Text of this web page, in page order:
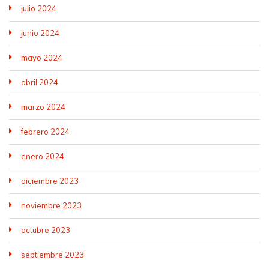
julio 2024
junio 2024
mayo 2024
abril 2024
marzo 2024
febrero 2024
enero 2024
diciembre 2023
noviembre 2023
octubre 2023
septiembre 2023